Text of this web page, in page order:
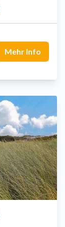
Mehr Info